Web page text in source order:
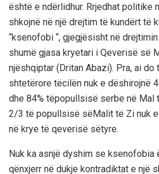
është e ndërlidhur. Rrjedhat politike
shkojnë në një drejtim të kundërt të
“ksenofobi “, gjegjësisht në drejtimin
shumë gjasa kryetari i Qeverisë së
njëshqiptar (Dritan Abazi). Pra, ai do
shtetërore tëcilën nuk e dëshirojnë
dhe 84% tëpopullsisë serbe në Mal
2/3 të popullsisë sëMalit të Zi nuk e
në krye të qeverisë sëtyre.
Nuk ka asnjë dyshim se ksenofobia
qënxjerr në dukje kontradiktat e një